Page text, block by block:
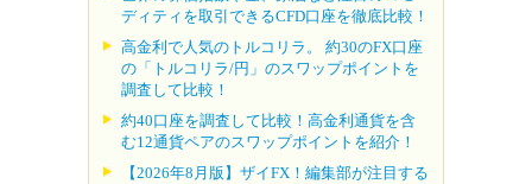
ディティを取引できるCFD口座を徹底比較！
高金利で人気のトルコリラ。 約30のFX口座
の「トルコリラ/円」のスワップポイントを
調査して比較！
約40口座を調査して比較！高金利通貨を含
む12通貨ペアのスワップポイントを紹介！
【2026年8月版】ザイFX！編集部が注目する